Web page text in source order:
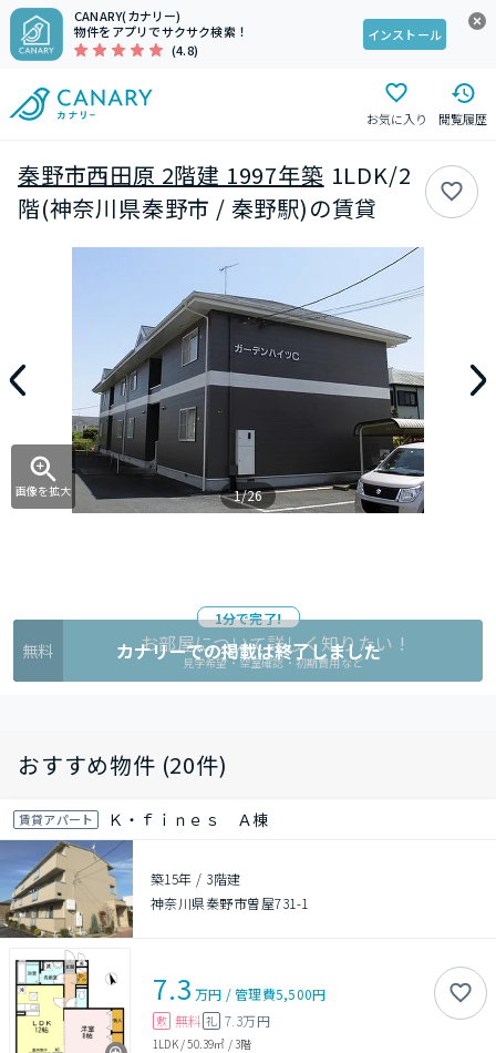
CANARY(カナリー)
物件をアプリでサクサク検索！
(4.8)
インストール
お気に入り 閲覧履歴
秦野市西田原 2階建 1997年築 1LDK/2
階(神奈川県秦野市 / 秦野駅)の賃貸
画像を拡大 1/26
1分で完了!
無料 お部屋について詳しく知りたい !
見学希望・空室確認・初期費用など
カナリーでの掲載は終了しました
おすすめ物件 (20件)
賃貸アパート Ｋ・ｆｉｎｅｓ Ａ棟
築15年 / 3階建
神奈川県秦野市曽屋731-1
7.3 万円 /管理費5,500円
敷 無料 礼 7.3万円
1LDK/50.39㎡ /3階